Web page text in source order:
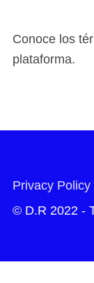
Conoce los
plataforma.
Privacy Policy
© D.R 2022 -